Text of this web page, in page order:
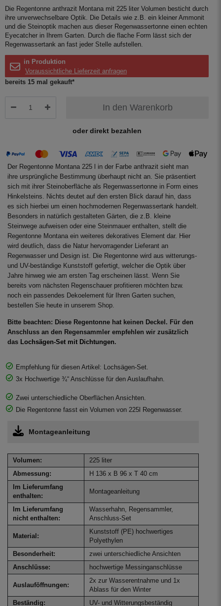
Die Regentonne anthrazit Montana mit 225 liter Volumen besticht durch
ihre unverwechselbare Optik. Die Details wie z.B. ein kleiner Ammonit
und die Steinoptik machen aus dieser Regenwassertonne einen echten
Eyecatcher in Ihrem Garten. Durch die flache Form lässt sich der
Regenwassertank an fast jeder Stelle aufstellen.
in Produktion
Voraussichtliche Lieferzeit anfragen
bereits 15 mal gekauft*
In den Warenkorb
oder direkt bezahlen
Der Regentonne Montana 225 l in der Farbe anthrazit sieht man
ihre ursprüngliche Bestimmung überhaupt nicht an. Sie präsentiert
sich mit ihrer Steinoberfläche als Regenwassertonne in Form eines
Hinkelsteins. Nichts deutet auf den ersten Blick darauf hin, dass
es sich hierbei um einen hochmodernen Regenwassertank handelt.
Besonders in natürlich gestalteten Gärten, die z.B. kleine
Steinwege aufweisen oder eine Steinmauer enthalten, stellt die
Regentonne Montana ein weiteres dekoratives Element dar. Hier
wird deutlich, dass die Natur hervorragender Lieferant an
Regenwasser und Design ist. Die Regentonne wird aus witterungs-
und UV-beständige Kunststoff gefertigt, welcher die Optik über
Jahre hinweg wie am ersten Tag erscheinen lässt. Wenn Sie
bereits vom nächsten Regenschauer profitieren möchten bzw.
noch ein passendes Dekoelement für Ihren Garten suchen,
bestellen Sie heute in unserem Shop.
Bitte beachten: Diese Regentonne hat keinen Deckel. Für den
Anschluss an den Regensammler empfehlen wir zusätzlich
das Lochsägen-Set mit Dichtungen.
Empfehlung für diesen Artikel: Lochsägen-Set.
3x Hochwertige ¾“ Anschlüsse für den Auslaufhahn.
Zwei unterschiedliche Oberflächen Ansichten.
Die Regentonne fasst ein Volumen von 225l Regenwasser.
Montageanleitung
Volumen:
225 liter
Abmessung:
H 136 x B 96 x T 40 cm
Im Lieferumfang
enthalten:
Montageanleitung
Im Lieferumfang
nicht enthalten:
Wasserhahn, Regensammler,
Anschluss-Set
Material:
Kunststoff (PE) hochwertiges
Polyethylen
Besonderheit:
zwei unterschiedliche Ansichten
Anschlüsse:
hochwertige Messinganschlüsse
Auslauföffnungen:
2x zur Wasserentnahme und 1x
Ablass für den Winter
Beständig:
UV- und Witterungsbeständig